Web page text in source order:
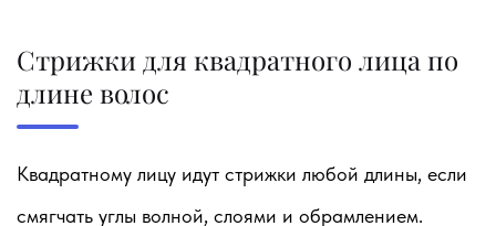
Стрижки для квадратного лица по
длине волос
Квадратному лицу идут стрижки любой длины, если
смягчать углы волной, слоями и обрамлением.